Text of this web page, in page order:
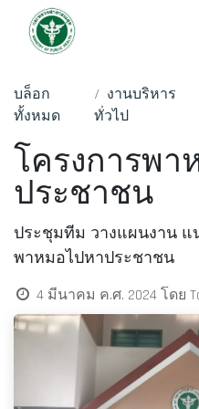
บล็อก
ทั้งหมด
งานบริหาร
ทั่วไป
โครงการพา
ประชาชน
ประชุมทีม​ วางแผนงาน​ แ
พาหมอไปหาประชาชน
4 มีนาคม ค.ศ. 2024 โดย